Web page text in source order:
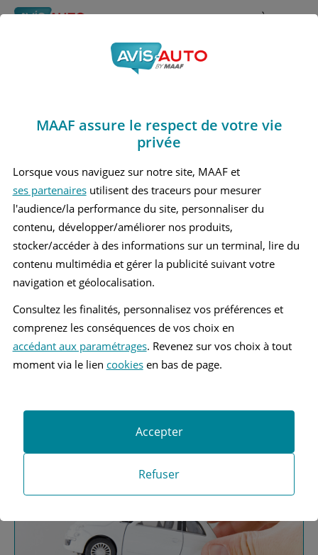
Rechercher À propos
Obtenir un devis d'assurance auto MAAF
Avis Bmw 125 i
BMW 125 I 1 CABRIOLET
BMW 125 I 2 BERLINE
assurance automobile ?
Obtenez vos devis MAAF
MAAF assure le respect de votre vie
privée
Lorsque vous naviguez sur notre site, MAAF et
ses partenairesutilisent des traceurs pour mesurer
l'audience/la performance du site, personnaliser du
contenu, développer/améliorer nos produits,
stocker/accéder à des informations sur un terminal, lire du
contenu multimédia et gérer la publicité suivant votre
navigation et géolocalisation.
Consultez les finalités, personnalisez vos préférences et
comprenez les conséquences de vos choix en
accédant aux paramétrages. Revenez sur vos choix à tout
moment via le lien cookiesen bas de page.
Refuser
Accepter